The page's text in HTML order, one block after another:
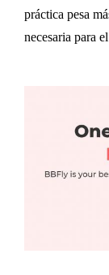
práctica pesa
necesaria para